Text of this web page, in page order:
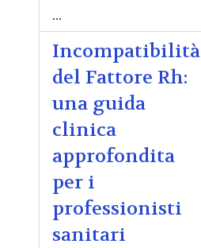
...
Incompatibilità
del Fattore Rh:
una guida
clinica
approfondita
per i
professionisti
sanitari